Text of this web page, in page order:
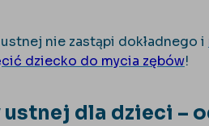
nie zastąpi dokładnego i
dziecko do mycia zębów!
ustnej dla dzieci